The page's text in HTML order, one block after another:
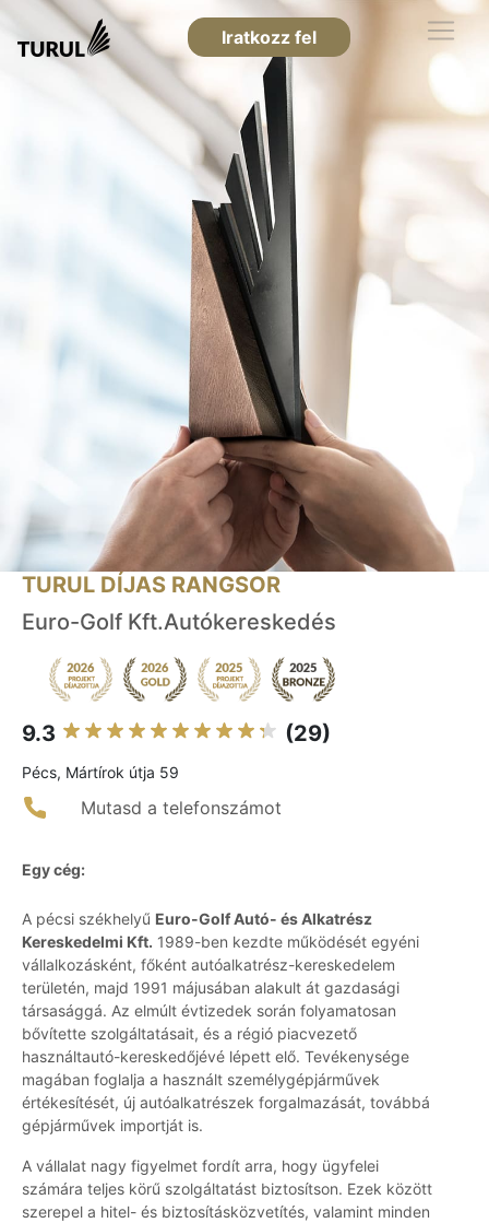
Iratkozz fel
TURUL DÍJAS RANGSOR
Euro-Golf Kft.Autókereskedés
9.3 (29)
Pécs, Mártírok útja 59
Mutasd a telefonszámot
Egy cég:
A pécsi székhelyű Euro-Golf Autó- és Alkatrész
Kereskedelmi Kft. 1989-ben kezdte működését egyéni
vállalkozásként, főként autóalkatrész-kereskedelem
területén, majd 1991 májusában alakult át gazdasági
társasággá. Az elmúlt évtizedek során folyamatosan
bővítette szolgáltatásait, és a régió piacvezető
használtautó-kereskedőjévé lépett elő. Tevékenysége
magában foglalja a használt személygépjárművek
értékesítését, új autóalkatrészek forgalmazását, továbbá
gépjárművek importját is.
A vállalat nagy figyelmet fordít arra, hogy ügyfelei
számára teljes körű szolgáltatást biztosítson. Ezek között
szerepel a hitel- és biztosításközvetítés, valamint minden